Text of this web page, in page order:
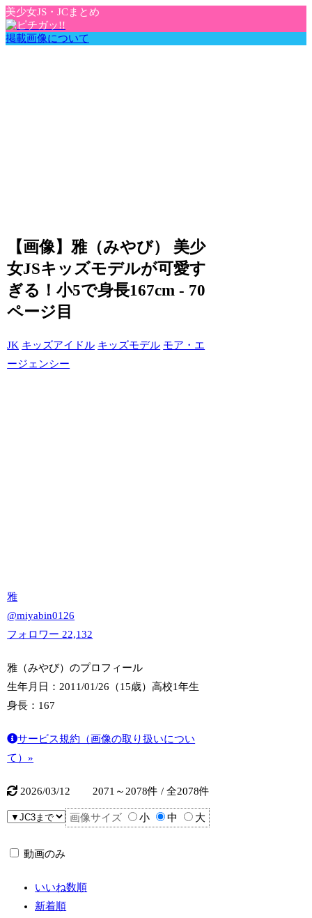
美少女JS・JCまとめ
掲載画像について
【画像】雅（みやび） 美少
女JSキッズモデルが可愛す
ぎる！小5で身長167cm - 70
ページ目
JK キッズアイドル キッズモデル モア・エ
ージェンシー
雅
@miyabin0126
フォロワー 22,132
雅（みやび）のプロフィール
生年月日：2011/01/26（15歳）高校1年生
身長：167
サービス規約（画像の取り扱いについ
て）»
2026/03/12 2071～2078件 / 全2078件
画像サイズ 小 中 大
動画のみ
いいね数順
新着順